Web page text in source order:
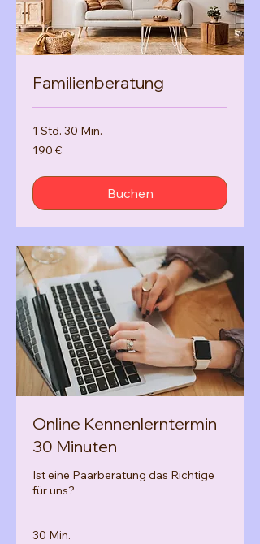
Familienberatung
1 Std. 30 Min.
190
Euro
190 €
Buchen
Online Kennenlerntermin
30 Minuten
Ist eine Paarberatung das Richtige
für uns?
30 Min.